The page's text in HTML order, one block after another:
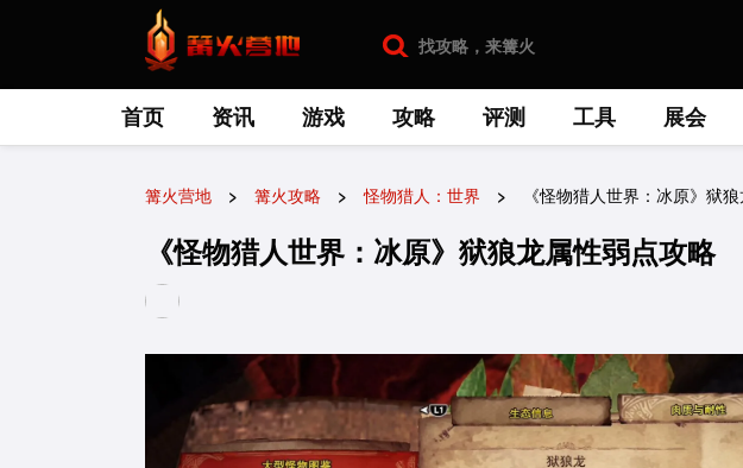
首页 资讯 游戏 攻略 评测 工具 展会
篝火营地 篝火攻略 怪物猎人：世界 《怪物猎人世界：冰原》狱
《怪物猎人世界：冰原》狱狼龙属性弱点攻略